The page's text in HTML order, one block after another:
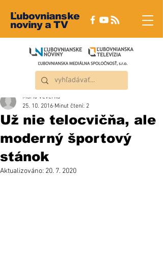
Ľubovnianske
noviny a TV
Už nie telocvičňa, ale
moderný športový
stánok
Mário Veverka
25. 10. 2016 Minut čtení: 2
Aktualizováno: 20. 7. 2020